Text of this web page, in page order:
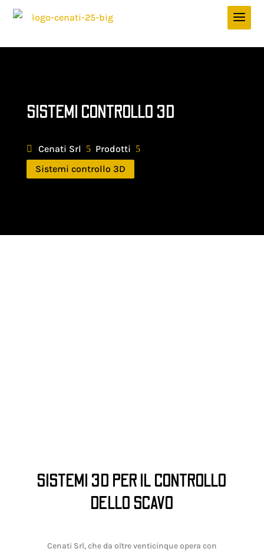
SISTEMI CONTROLLO 3D
Cenati Srl 5 Prodotti 5
Sistemi controllo 3D
SISTEMI 3D PER IL CONTROLLO
DELLO SCAVO
Cenati Srl, che da oltre venticinque opera con